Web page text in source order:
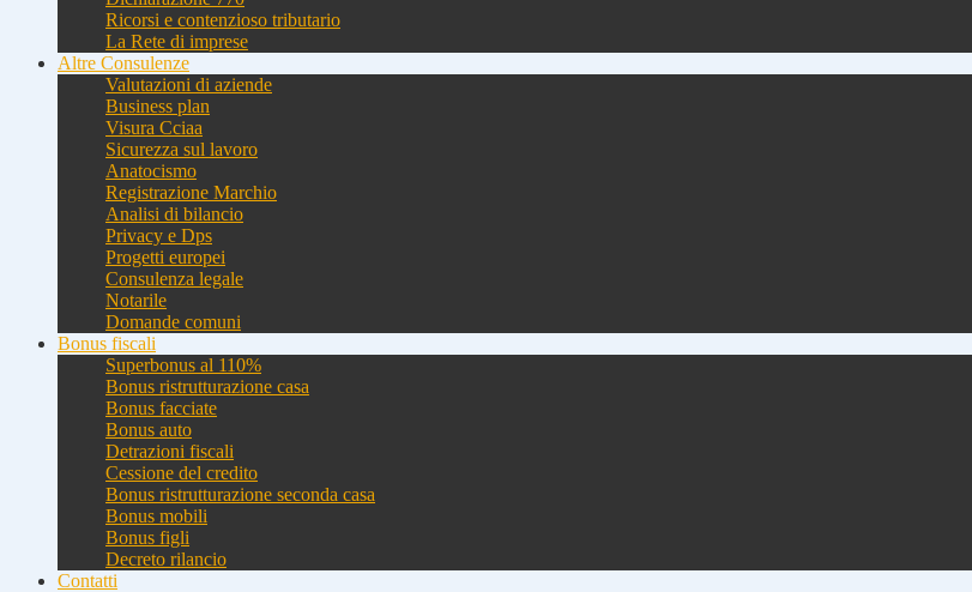
Ricorsi e contenzioso tributario
La Rete di imprese
Altre Consulenze
Valutazioni di aziende
Business plan
Visura Cciaa
Sicurezza sul lavoro
Anatocismo
Registrazione Marchio
Analisi di bilancio
Privacy e Dps
Progetti europei
Consulenza legale
Notarile
Domande comuni
Bonus fiscali
Superbonus al 110%
Bonus ristrutturazione casa
Bonus facciate
Bonus auto
Detrazioni fiscali
Cessione del credito
Bonus ristrutturazione seconda casa
Bonus mobili
Bonus figli
Decreto rilancio
Contatti